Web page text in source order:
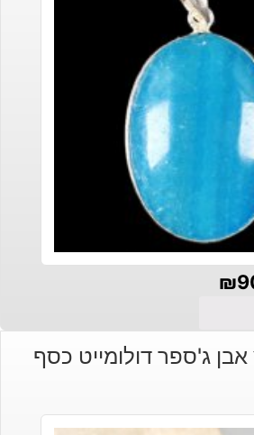
₪
אבן ג'ספר דולומייט כסף